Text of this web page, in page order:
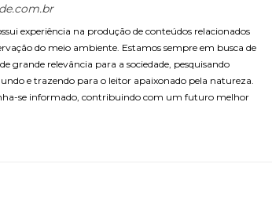
experiência na produção de conteúdos relacionados
do meio ambiente. Estamos sempre em busca de
grande relevância para a sociedade, pesquisando
e trazendo para o leitor apaixonado pela natureza.
se informado, contribuindo com um futuro melhor